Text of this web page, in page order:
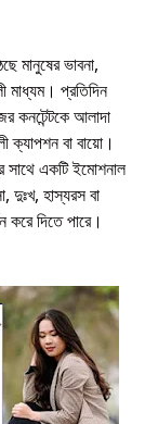
মানুষের ভাবনা,
মাধ্যম। প্রতিদিন
কনটেন্টকে আলাদা
ক্যাপশন বা বায়ো।
সাথে একটি ইমোশনাল
দুঃখ, হাস্যরস বা
দিতে পারে।